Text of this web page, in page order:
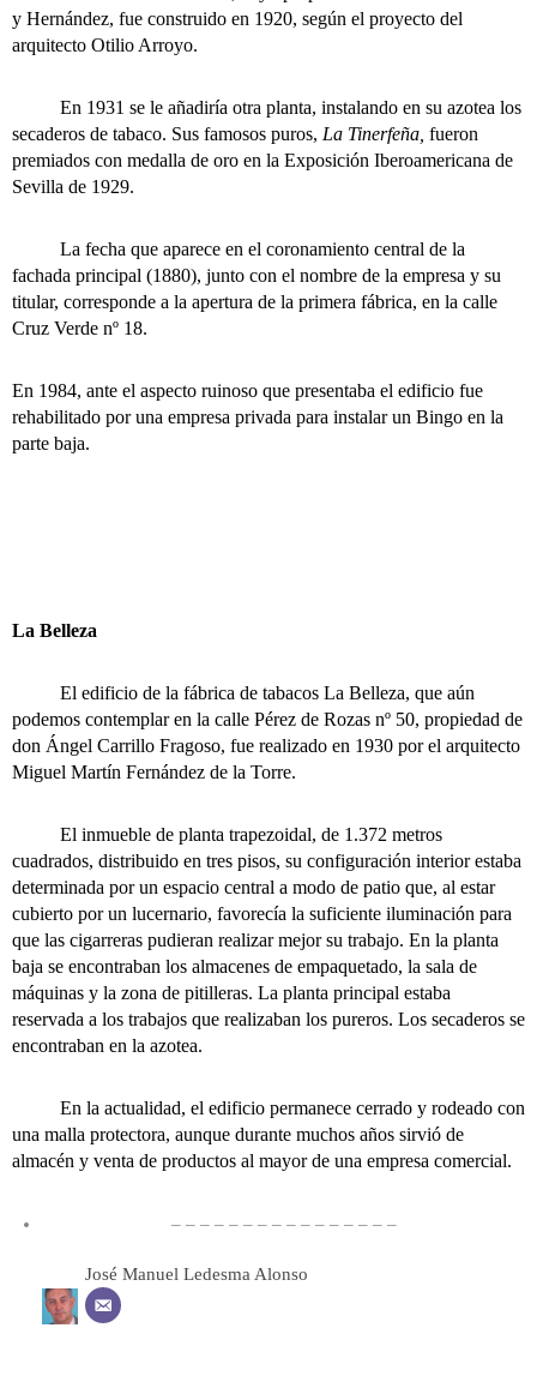
y Hernández, fue construido en 1920, según el proyecto del
arquitecto Otilio Arroyo.
En 1931 se le añadiría otra planta, instalando en su azotea los
secaderos de tabaco. Sus famosos puros, La Tinerfeña, fueron
premiados con medalla de oro en la Exposición Iberoamericana de
Sevilla de 1929.
La fecha que aparece en el coronamiento central de la
fachada principal (1880), junto con el nombre de la empresa y su
titular, corresponde a la apertura de la primera fábrica, en la calle
Cruz Verde nº 18.
En 1984, ante el aspecto ruinoso que presentaba el edificio fue
rehabilitado por una empresa privada para instalar un Bingo en la
parte baja.
La Belleza
El edificio de la fábrica de tabacos La Belleza, que aún
podemos contemplar en la calle Pérez de Rozas nº 50, propiedad de
don Ángel Carrillo Fragoso, fue realizado en 1930 por el arquitecto
Miguel Martín Fernández de la Torre.
El inmueble de planta trapezoidal, de 1.372 metros
cuadrados, distribuido en tres pisos, su configuración interior estaba
determinada por un espacio central a modo de patio que, al estar
cubierto por un lucernario, favorecía la suficiente iluminación para
que las cigarreras pudieran realizar mejor su trabajo. En la planta
baja se encontraban los almacenes de empaquetado, la sala de
máquinas y la zona de pitilleras. La planta principal estaba
reservada a los trabajos que realizaban los pureros. Los secaderos se
encontraban en la azotea.
En la actualidad, el edificio permanece cerrado y rodeado con
una malla protectora, aunque durante muchos años sirvió de
almacén y venta de productos al mayor de una empresa comercial.
– – – – – – – – – – – – – – – –
José Manuel Ledesma Alonso